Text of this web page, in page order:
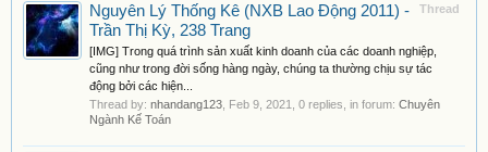
Thread
Nguyên Lý Thống Kê (NXB Lao Động 2011) -
Trần Thị Kỳ, 238 Trang
[IMG] Trong quá trình sản xuất kinh doanh của các doanh nghiệp,
cũng như trong đời sống hàng ngày, chúng ta thường chịu sự tác
động bởi các hiện...
Thread by: nhandang123 Feb 9, 2021 , 0 replies, in forum: Chuyên
Ngành Kế Toán